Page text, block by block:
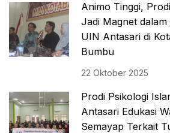
Animo Tinggi,
Jadi Magnet dalam
UIN Antasari di
Bumbu
22 Oktober 2025
Prodi Psikologi
Antasari Edukasi
Semayap Terkait